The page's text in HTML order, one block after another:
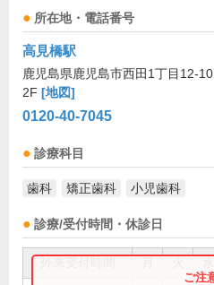
所在地・電話番号
高見橋駅
鹿児島県鹿児島市西田1丁目12-10
2F [地図]
0120-40-7045
診療科目
歯科 矯正歯科 小児歯科
診療/受付時間・休診日